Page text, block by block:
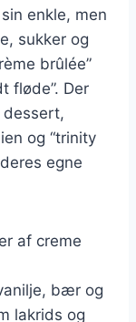
enkle, men
sukker og
brûlée”
fløde”. Der
dessert,
og “trinity
egne
af creme
bær og
lakrids og